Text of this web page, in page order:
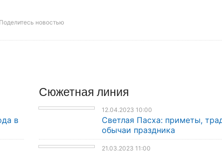
Поделитесь новостью
в
Сюжетная линия
12.04.2023 10:00
Светлая Пасха: приметы,
обычаи праздника
21.03.2023 11:00